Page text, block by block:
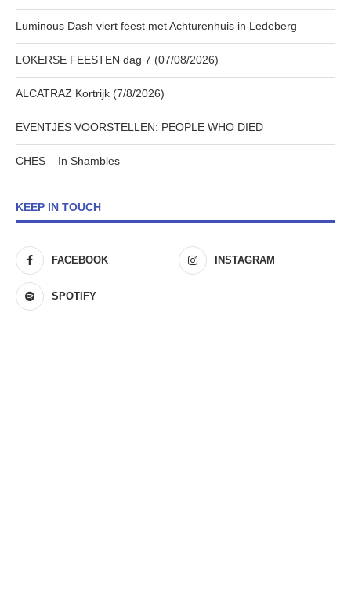
Luminous Dash viert feest met Achturenhuis in Ledeberg
LOKERSE FEESTEN dag 7 (07/08/2026)
ALCATRAZ Kortrijk (7/8/2026)
EVENTJES VOORSTELLEN: PEOPLE WHO DIED
CHES – In Shambles
KEEP IN TOUCH
FACEBOOK INSTAGRAM
SPOTIFY